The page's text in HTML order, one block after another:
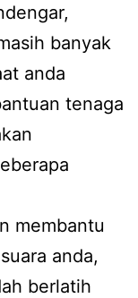
banyak
anda
tenaga
membantu
anda,
berlatih